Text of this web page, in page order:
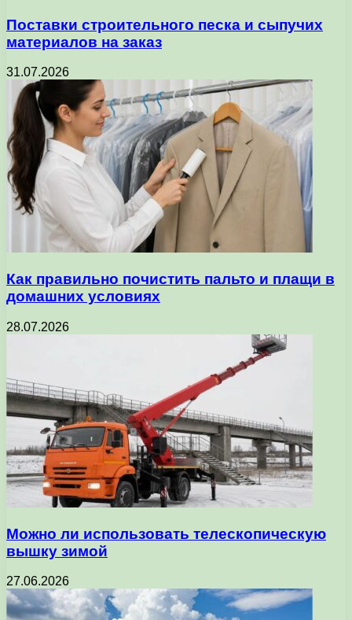
Поставки строительного песка и сыпучих
материалов на заказ
31.07.2026
Как правильно почистить пальто и плащи в
домашних условиях
28.07.2026
Можно ли использовать телескопическую
вышку зимой
27.06.2026